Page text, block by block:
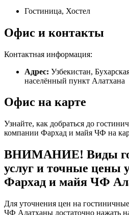
Гостиница, Хостел
Офис и контакты
Контактная информация:
Адрес: Узбекистан,
населённый пункт Алатхана
Офис на карте
Узнайте, как добраться до
компании Фархад и майя ЧФ на
ВНИМАНИЕ! Виды
услуг и точные цены
Фархад и майя ЧФ
Для уточнения цен на
ЧФ Алатханы достаточно нажать